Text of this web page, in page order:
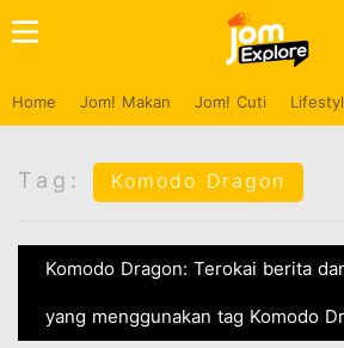
Home Jom! Makan Jom! Cuti
Tag: Komodo Dragon
Komodo Dragon: Terokai berita
yang menggunakan tag Komodo